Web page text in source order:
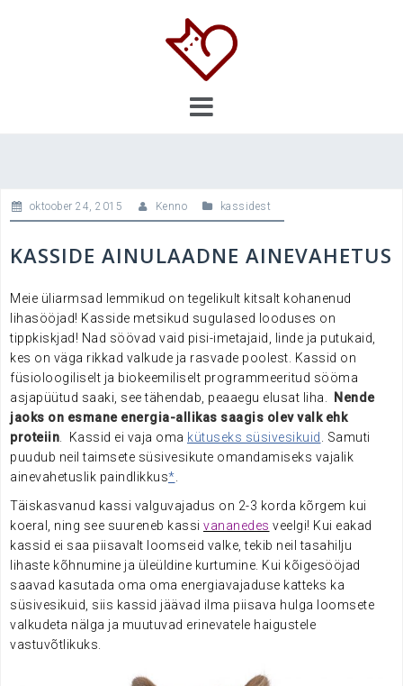
oktoober 24, 2015 Kenno kassidest
KASSIDE AINULAADNE AINEVAHETUS
Meie üliarmsad lemmikud on tegelikult kitsalt kohanenud
lihasööjad! Kasside metsikud sugulased looduses on
tippkiskjad! Nad söövad vaid pisi-imetajaid, linde ja putukaid,
kes on väga rikkad valkude ja rasvade poolest. Kassid on
füsioloogiliselt ja biokeemiliselt programmeeritud sööma
asjapüütud saaki, see tähendab, peaaegu elusat liha.
Nende
jaoks on esmane energia-allikas saagis olev valk ehk
proteiin . Kassid ei vaja oma kütuseks süsivesikuid . Samuti
puudub neil taimsete süsivesikute omandamiseks vajalik
ainevahetuslik paindlikkus*
Täiskasvanud kassi valguvajadus on 2-3 korda kõrgem kui
koeral, ning see suureneb kassi vananedes veelgi! Kui eakad
kassid ei saa piisavalt loomseid valke, tekib neil tasahilju
lihaste kõhnumine ja üleüldine kurtumine. Kui kõigesööjad
saavad kasutada oma oma energiavajaduse katteks ka
süsivesikuid, siis kassid jäävad ilma piisava hulga loomsete
valkudeta nälga ja muutuvad erinevatele haigustele
vastuvõtlikuks.